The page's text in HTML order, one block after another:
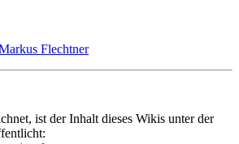
Flechtner
ist der Inhalt dieses Wikis unter der